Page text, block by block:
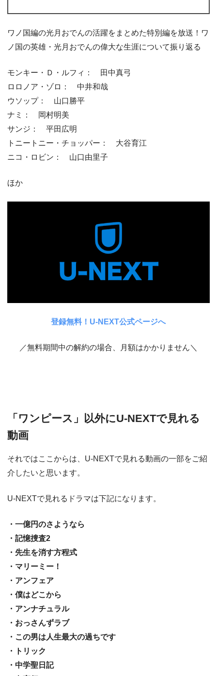
ワノ国編の光月おでんの活躍をまとめた特別編を放送！ワ
ノ国の英雄・光月おでんの偉大な生涯について振り返る
モンキー・Ｄ・ルフィ： 田中真弓
ロロノア・ゾロ： 中井和哉
ウソップ： 山口勝平
ナミ： 岡村明美
サンジ： 平田広明
トニートニー・チョッパー： 大谷育江
ニコ・ロビン： 山口由里子
ほか
登録無料！U-NEXT公式ページへ
／無料期間中の解約の場合、月額はかかりません＼
「ワンピース」以外にU-NEXTで見れる
動画
それではここからは、U-NEXTで見れる動画の一部をご紹
介したいと思います。
U-NEXTで見れるドラマは下記になります。
・一億円のさようなら
・記憶捜査2
・先生を消す方程式
・マリーミー！
・アンフェア
・僕はどこから
・アンナチュラル
・おっさんずラブ
・この男は人生最大の過ちです
・トリック
・中学聖日記